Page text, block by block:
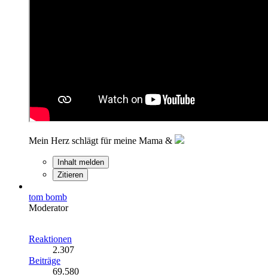
Mein Herz schlägt für meine Mama &
Inhalt melden
Zitieren
tom bomb
Moderator
Reaktionen
2.307
Beiträge
69.580